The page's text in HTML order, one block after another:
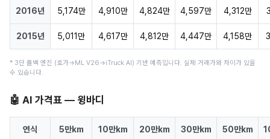
2016년 5,174만 4,910만 4,824만 4,597만 4,312만
2015년 5,011만 4,617만 4,812만 4,447만 4,158만
* 3단 폴백 엔진 (호가→ML V26→iTruck AI) 기반 예측입니다. 실제 거래가와 차이가 있을
수 있습니다.
🤖 AI 가격표 — 윙바디
연식 5만km 10만km 20만km 30만km 50만km